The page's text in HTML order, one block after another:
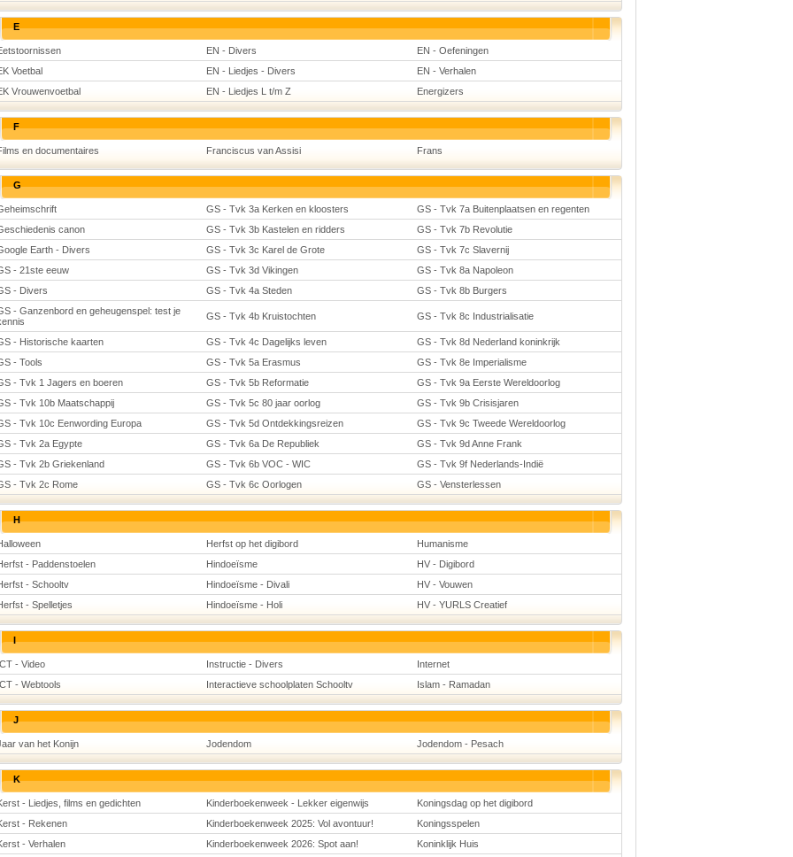
E
EN - Divers
EN - Oefeningen
Voetbal
EN - Liedjes - Divers
EN - Verhalen
Vrouwenvoetbal
EN - Liedjes L t/m Z Energizers
F
en documentaires Franciscus van Assisi Frans
G
GS - Tvk 3a Kerken en kloosters
GS - Tvk 7a Buitenplaatsen en regenten
canon
GS - Tvk 3b Kastelen en ridders
GS - Tvk 7b Revolutie
Earth - Divers
GS - Tvk 3c Karel de Grote
GS - Tvk 7c Slavernij
- 21ste eeuw
GS - Tvk 3d Vikingen
GS - Tvk 8a Napoleon
- Divers
GS - Tvk 4a Steden
GS - Tvk 8b Burgers
- Ganzenbord en geheugenspel: test je
GS - Tvk 4b Kruistochten GS - Tvk 8c Industrialisatie
- Historische kaarten GS - Tvk 4c Dagelijks leven
GS - Tvk 8d Nederland koninkrijk
- Tools
GS - Tvk 5a Erasmus
GS - Tvk 8e Imperialisme
- Tvk 1 Jagers en boeren
GS - Tvk 5b Reformatie
GS - Tvk 9a Eerste Wereldoorlog
- Tvk 10b Maatschappij
GS - Tvk 5c 80 jaar oorlog
GS - Tvk 9b Crisisjaren
- Tvk 10c Eenwording Europa
GS - Tvk 5d Ontdekkingsreizen
GS - Tvk 9c Tweede Wereldoorlog
- Tvk 2a Egypte
GS - Tvk 6a De Republiek
GS - Tvk 9d Anne Frank
- Tvk 2b Griekenland
GS - Tvk 6b VOC - WIC
GS - Tvk 9f Nederlands-Indië
- Tvk 2c Rome
GS - Tvk 6c Oorlogen GS - Vensterlessen
H
Herfst op het digibord
Humanisme
- Paddenstoelen
Hindoeïsme
HV - Digibord
- Schooltv
Hindoeïsme - Divali
HV - Vouwen
- Spelletjes
Hindoeïsme - Holi HV - YURLS Creatief
I
- Video Instructie - Divers
Internet
- Webtools
Interactieve schoolplaten Schooltv Islam - Ramadan
J
van het Konijn Jodendom Jodendom - Pesach
K
- Liedjes, films en gedichten Kinderboekenweek - Lekker eigenwijs
Koningsdag op het digibord
- Rekenen
Kinderboekenweek 2025: Vol avontuur!
Koningsspelen
- Verhalen
Kinderboekenweek 2026: Spot aan!
Koninklijk Huis